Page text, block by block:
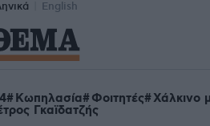
English
Κωπηλασία Φοιτητές Χάλκινο
Γκαϊδατζής